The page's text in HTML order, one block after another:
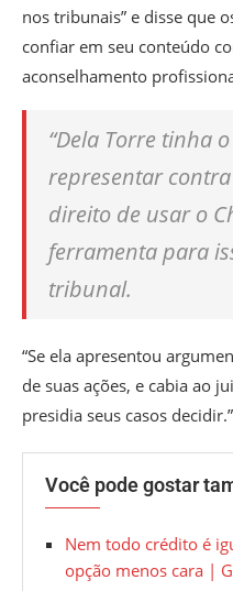
nos tribunais” e disse que
confiar em seu conteúdo
aconselhamento
“Dela Torre tinha
representar
direito de usar o
ferramenta para
tribunal.
“Se ela apresentou
de suas ações, e cabia ao
presidia seus casos decidir.”
Você pode gostar
Nem todo crédito é
opção menos cara |